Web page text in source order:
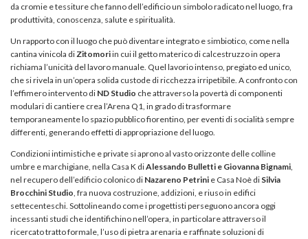
da cromie e tessiture che fanno dell’edificio un simbolo radicato nel luogo, fra
produttività, conoscenza, salute e spiritualità.
Un rapporto con il luogo che può diventare integrato e simbiotico, come nella
cantina vinicola diZitomoriin cui il getto materico di calcestruzzo in opera
richiama l’unicità del lavoro manuale. Quel lavorio intenso, pregiato ed unico,
che si rivela in un’opera solida custode di ricchezza irripetibile. A confronto con
l’effimero intervento di ND Studio che attraverso la povertà di componenti
modulari di cantiere crea l’Arena Q1, in grado di trasformare
temporaneamente lo spazio pubblico fiorentino, per eventi di socialità sempre
differenti, generando effetti di appropriazione del luogo.
Condizioni intimistiche e private si aprono al vasto orizzonte delle colline
umbre e marchigiane, nella Casa K diAlessando Bulletti e Giovanna Bignami,
nel recupero dell’edificio colonico di Nazareno Petrini e Casa Noè di Silvia
Brocchini Studio, fra nuova costruzione, addizioni, e riuso in edifici
settecenteschi. Sottolineando come i progettisti perseguono ancora oggi
incessanti studi che identifichino nell’opera, in particolare attraverso il
ricercato tratto formale, l’uso di pietra arenaria e raffinate soluzioni di